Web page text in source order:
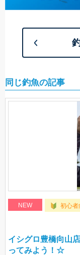
同じ釣魚の記事
NEW 初心者
イシグロ豊橋向山
ってみよう！☆